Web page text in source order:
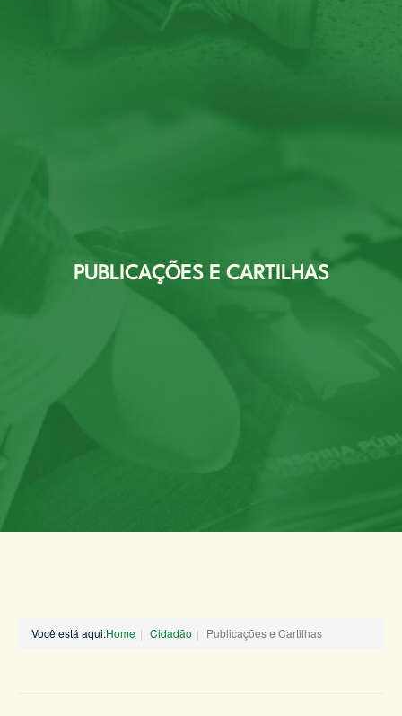
PUBLICAÇÕES E CARTILHAS
Você está aqui:Home Cidadão Publicações e Cartilhas